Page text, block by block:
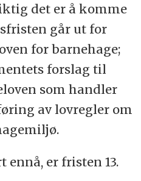
det er å komme
går ut for
for barnehage;
forslag til
som handler
av lovregler om
ennå, er fristen 13.